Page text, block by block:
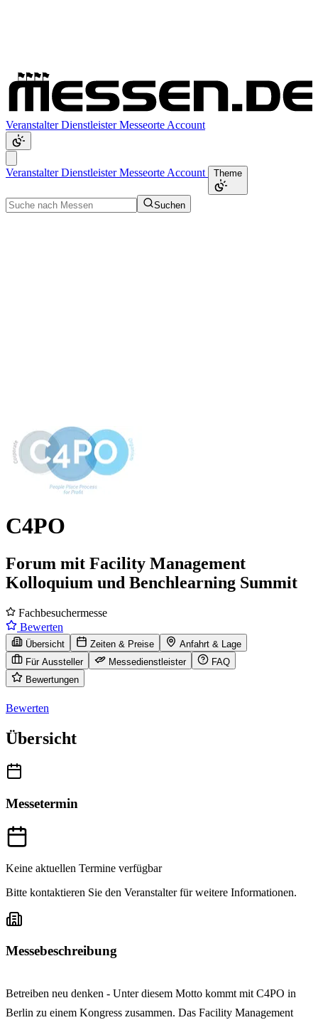
VeranstalterDienstleisterMesseorte Account
VeranstalterDienstleisterMesseorte Account Theme
Suchen
C4PO
Forum mit Facility Management
Kolloquium und Benchlearning Summit
Fachbesuchermesse
Bewerten
Übersicht Zeiten & Preise
Anfahrt & Lage
Für Aussteller
Messedienstleister
FAQ
Bewertungen
Bewerten
Übersicht
Messetermin
Keine aktuellen Termine verfügbar
Bitte kontaktieren Sie den Veranstalter für weitere Informationen.
Messebeschreibung
Betreiben neu denken - Unter diesem Motto kommt mit C4PO in
Berlin zu einem Kongress zusammen. Das Facility Management